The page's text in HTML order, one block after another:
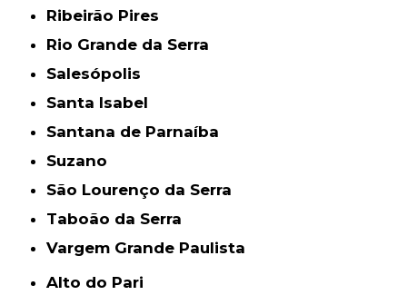
Ribeirão Pires
Rio Grande da Serra
Salesópolis
Santa Isabel
Santana de Parnaíba
Suzano
São Lourenço da Serra
Taboão da Serra
Vargem Grande Paulista
Alto do Pari